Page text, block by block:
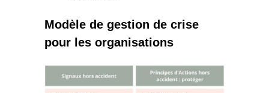
Modèle de gestion de crise
pour les organisations